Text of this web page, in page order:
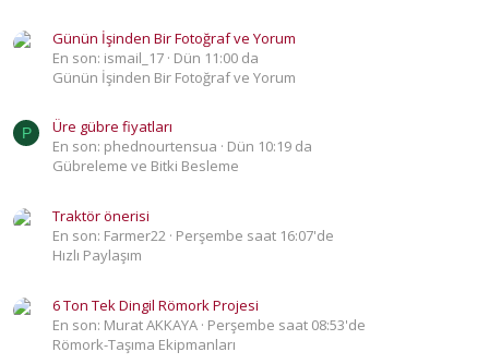
Günün İşinden Bir Fotoğraf ve Yorum
En son: ismail_17 Dün 11:00 da
Günün İşinden Bir Fotoğraf ve Yorum
P
Üre gübre fiyatları
En son: phednourtensua
Dün 10:19 da
Gübreleme ve Bitki Besleme
Traktör önerisi
En son: Farmer22 Perşembe saat 16:07'de
Hızlı Paylaşım
6 Ton Tek Dingil Römork Projesi
En son: Murat AKKAYA Perşembe saat 08:53'de
Römork-Taşıma Ekipmanları